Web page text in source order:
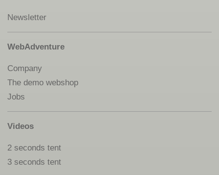
Newsletter
WebAdventure
Company
The demo webshop
Jobs
Videos
2 seconds tent
3 seconds tent